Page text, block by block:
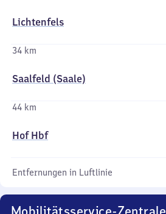
Lichtenfels
34 km
Saalfeld (Saale)
44 km
Hof Hbf
Entfernungen in Luftlinie